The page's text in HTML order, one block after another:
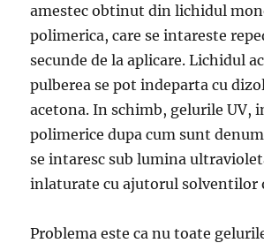
amestec obtinut din lichidul
polimerica, care se intareste
secunde de la aplicare. Lichidul
pulberea se pot indeparta cu
acetona. In schimb, gelurile UV,
polimerice dupa cum sunt
se intaresc sub lumina
inlaturate cu ajutorul solventilor
Problema este ca nu toate